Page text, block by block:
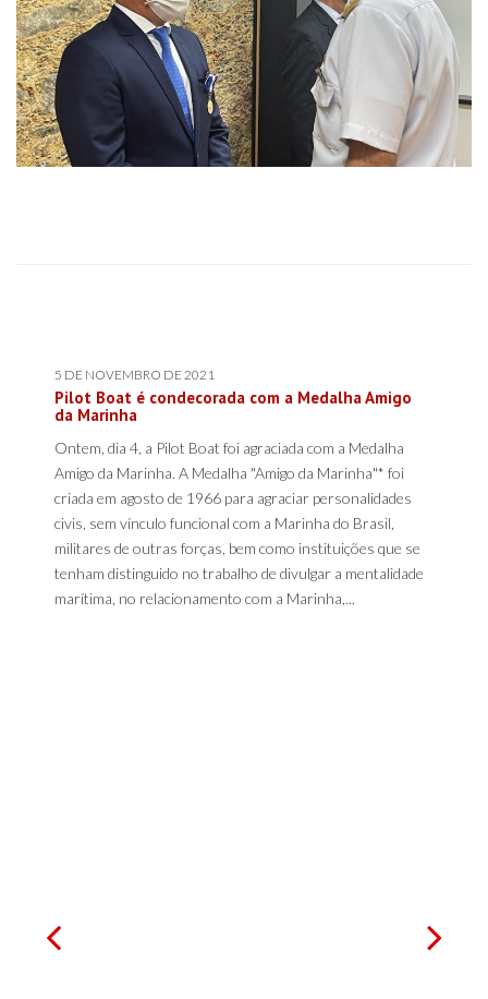
5 DE NOVEMBRO DE 2021
Pilot Boat é condecorada com a Medalha Amigo
da Marinha
Ontem, dia 4, a Pilot Boat foi agraciada com a Medalha
Amigo da Marinha. A Medalha "Amigo da Marinha"* foi
criada em agosto de 1966 para agraciar personalidades
civis, sem vínculo funcional com a Marinha do Brasil,
militares de outras forças, bem como instituições que se
tenham distinguido no trabalho de divulgar a mentalidade
marítima, no relacionamento com a Marinha,...